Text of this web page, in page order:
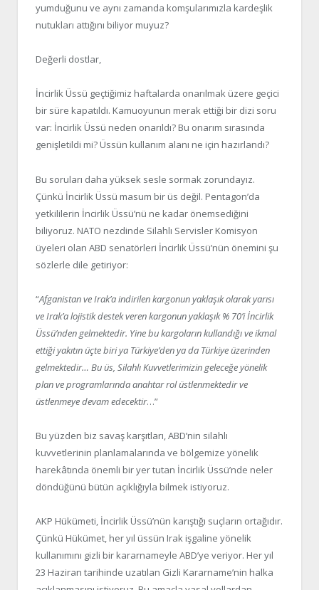
yumduğunu ve aynı zamanda komşularımızla kardeşlik
nutukları attığını biliyor muyuz?
Değerli dostlar,
İncirlik Üssü geçtiğimiz haftalarda onarılmak üzere geçici
bir süre kapatıldı. Kamuoyunun merak ettiği bir dizi soru
var: İncirlik Üssü neden onarıldı? Bu onarım sırasında
genişletildi mi? Üssün kullanım alanı ne için hazırlandı?
Bu soruları daha yüksek sesle sormak zorundayız.
Çünkü İncirlik Üssü masum bir üs değil. Pentagon’da
yetkililerin İncirlik Üssü’nü ne kadar önemsediğini
biliyoruz. NATO nezdinde Silahlı Servisler Komisyon
üyeleri olan ABD senatörleri İncirlik Üssü’nün önemini şu
sözlerle dile getiriyor:
“Afganistan ve Irak’a indirilen kargonun yaklaşık olarak yarısı
ve Irak’a lojistik destek veren kargonun yaklaşık % 70’i İncirlik
Üssü’nden gelmektedir. Yine bu kargoların kullandığı ve ikmal
ettiği yakıtın üçte biri ya Türkiye’den ya da Türkiye üzerinden
gelmektedir… Bu üs, Silahlı Kuvvetlerimizin geleceğe yönelik
plan ve programlarında anahtar rol üstlenmektedir ve
üstlenmeye devam edecektir…”
Bu yüzden biz savaş karşıtları, ABD’nin silahlı
kuvvetlerinin planlamalarında ve bölgemize yönelik
harekâtında önemli bir yer tutan İncirlik Üssü’nde neler
döndüğünü bütün açıklığıyla bilmek istiyoruz.
AKP Hükümeti, İncirlik Üssü’nün karıştığı suçların ortağıdır.
Çünkü Hükümet, her yıl üssün Irak işgaline yönelik
kullanımını gizli bir kararnameyle ABD’ye veriyor. Her yıl
23 Haziran tarihinde uzatılan Gizli Kararname’nin halka